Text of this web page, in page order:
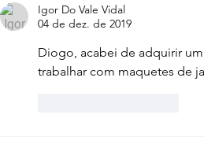
SketchUp, 3ds Max,
Blender]
Igor Do Vale Vidal
04 de dez. de 2019
Diogo, acabei de adquirir
trabalhar com maquetes de